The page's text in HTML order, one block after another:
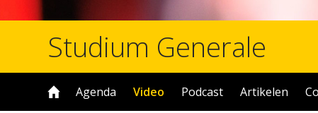
Studium Generale
Agenda Video Podcast Artikelen